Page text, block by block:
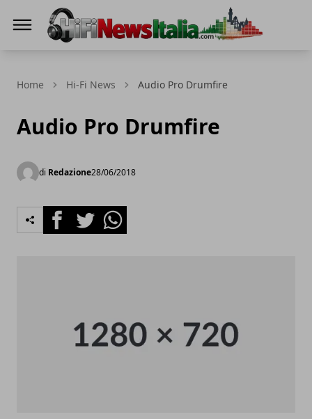
Home Hi-Fi News Audio Pro Drumfire
Audio Pro Drumfire
di Redazione28/06/2018
FacebookTwitterWhatsapp